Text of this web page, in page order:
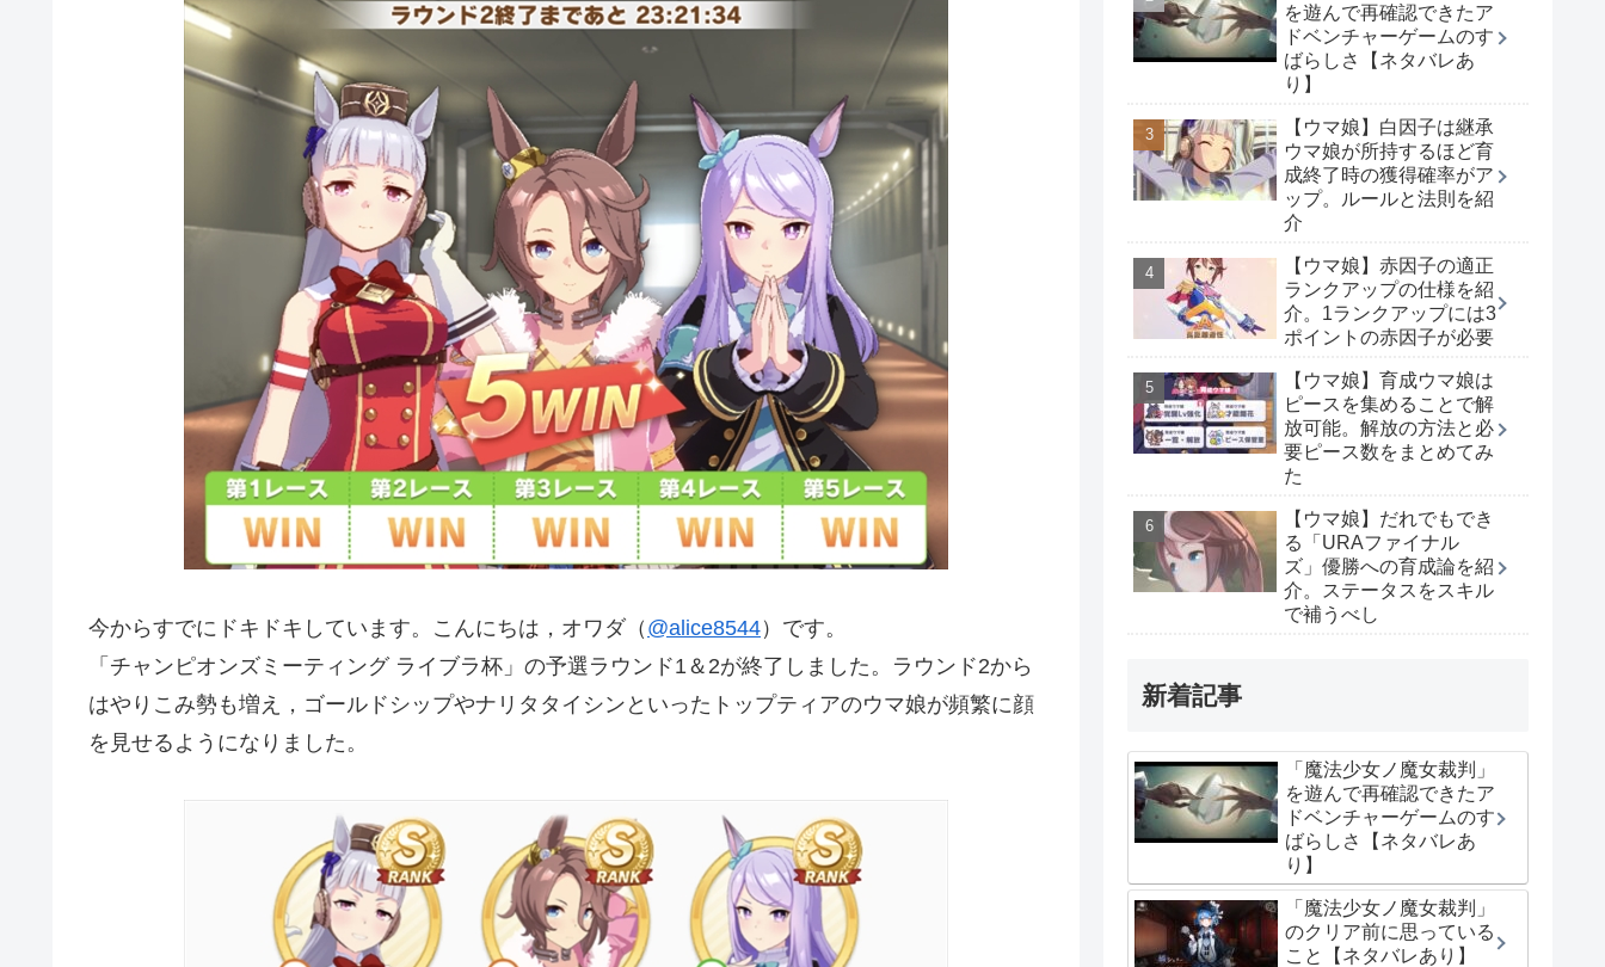
今からすでにドキドキしています。こんにちは，オワダ（ @alice8544）です。
「チャンピオンズミーティング ライブラ杯」の予選ラウンド1＆2が終了しました。ラウンド2から
はやりこみ勢も増え，ゴールドシップやナリタタイシンといったトップティアのウマ娘が頻繁に顔
を見せるようになりました。
を遊んで再確認できたア
ドベンチャーゲームのす
ばらしさ【ネタバレあ
り】
【ウマ娘】白因子は継承
ウマ娘が所持するほど育
成終了時の獲得確率がア
ップ。ルールと法則を紹
介
【ウマ娘】赤因子の適正
ランクアップの仕様を紹
介。1ランクアップには3
ポイントの赤因子が必要
【ウマ娘】育成ウマ娘は
ピースを集めることで解
放可能。解放の方法と必
要ピース数をまとめてみ
た
【ウマ娘】だれでもでき
る「URAファイナル
ズ」優勝への育成論を紹
介。ステータスをスキル
で補うべし
新着記事
「魔法少女ノ魔女裁判」
を遊んで再確認できたア
ドベンチャーゲームのす
ばらしさ【ネタバレあ
り】
「魔法少女ノ魔女裁判」
のクリア前に思っている
こと【ネタバレあり】